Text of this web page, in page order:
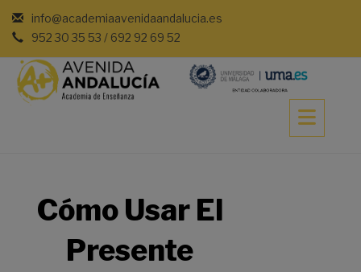
info@academiaavenidaandalucia.es
952 30 35 53 / 692 92 69 52
Cómo Usar El
Presente